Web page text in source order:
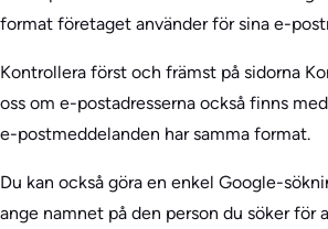
format företaget använder för sina e-
Kontrollera först och främst på sidorna
oss om e-postadresserna också finns
e-postmeddelanden har samma format.
Du kan också göra en enkel Google-
ange namnet på den person du söker för